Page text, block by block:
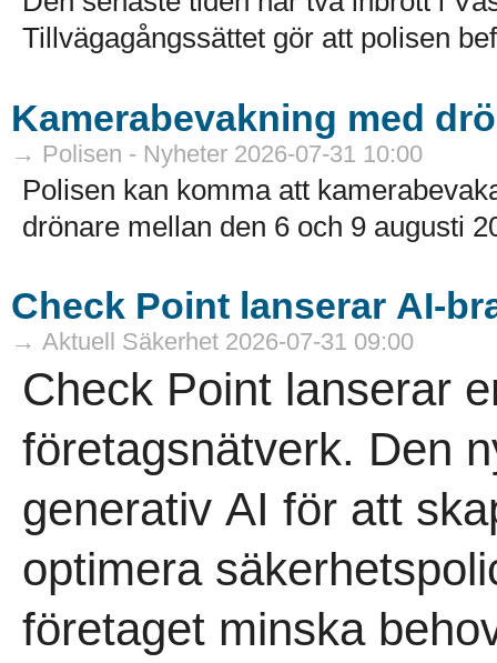
Tillvägagångssättet gör att polisen
Kamerabevakning med
→ Polisen - Nyheter 2026-07-31 10:00
Polisen kan komma att
drönare mellan den 6 och 9 augusti
Check Point lanserar AI-
→ Aktuell Säkerhet 2026-07-31 09:00
Check Point lanserar
företagsnätverk. Den
generativ AI för att
optimera
företaget minska